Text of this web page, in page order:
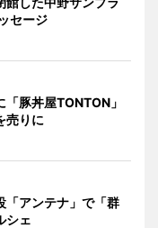
セージ
豚丼屋TONTON」
売りに
「アンテナ」で「群
シェ